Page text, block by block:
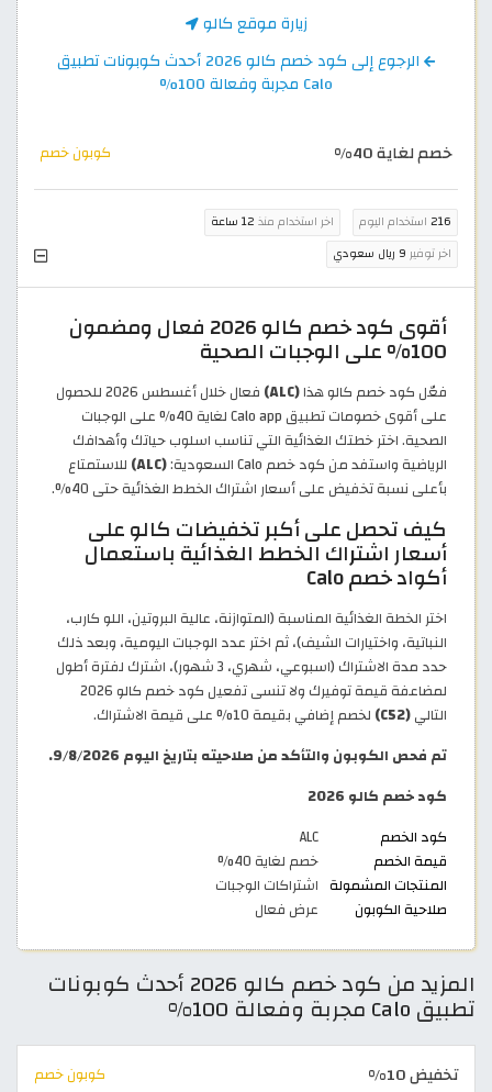
زيارة موقع كالو
الرجوع إلى كود خصم كالو 2026 أحدث كوبونات تطبيق
Calo مجربة وفعالة 100%
خصم لغاية 40% كوبون خصم
216 استخدام اليوم اخر استخدام منذ 12 ساعة
اخر توفير 9 ريال سعودي
أقوى كود خصم كالو 2026 فعال ومضمون
100% على الوجبات الصحية
فعّل كود خصم كالو هذا(ALC)
فعال خلال أغسطس 2026 للحصول
على أقوى خصومات تطبيق Calo app لغاية 40% على الوجبات
الصحية. اختر خطتك الغذائية التي تناسب اسلوب حياتك وأهدافك
الرياضية واستفد من كود خصم Calo السعودية:
(ALC)
للاستمتاع
بأعلى نسبة تخفيض على أسعار اشتراك الخطط الغذائية حتى 40%.
كيف تحصل على أكبر تخفيضات كالو على
أسعار اشتراك الخطط الغذائية باستعمال
أكواد خصم Calo
اختر الخطة الغذائية المناسبة (المتوازنة، عالية البروتين، اللو كارب،
النباتية، واختيارات الشيف)، ثم اختر عدد الوجبات اليومية، وبعد ذلك
حدد مدة الاشتراك (اسبوعي، شهري، 3 شهور)، اشترك لفترة أطول
لمضاعفة قيمة توفيرك ولا تنسى تفعيل كود خصم كالو 2026
التالي(C52)
لخصم إضافي بقيمة 10% على قيمة الاشتراك.
تم فحص الكوبون والتأكد من صلاحيته بتاريخ اليوم 9/8/2026.
كود خصم كالو 2026
كود الخصم
ALC
قيمة الخصم
خصم لغاية 40%
المنتجات المشمولة اشتراكات الوجبات
صلاحية الكوبون
عرض فعال
المزيد من كود خصم كالو 2026 أحدث كوبونات
تطبيق Calo مجربة وفعالة 100%
تخفيض 10% كوبون خصم